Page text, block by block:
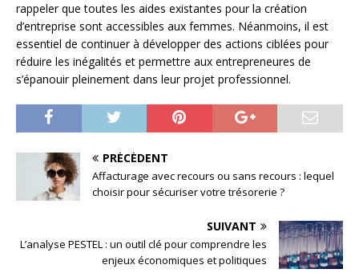
rappeler que toutes les aides existantes pour la création
d’entreprise sont accessibles aux femmes. Néanmoins, il est
essentiel de continuer à développer des actions ciblées pour
réduire les inégalités et permettre aux entrepreneures de
s’épanouir pleinement dans leur projet professionnel.
PRÉCÉDENT
Affacturage avec recours ou sans recours : lequel
choisir pour sécuriser votre trésorerie ?
SUIVANT
L’analyse PESTEL : un outil clé pour comprendre les
enjeux économiques et politiques